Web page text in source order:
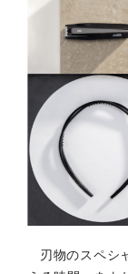
刃物のスペシ